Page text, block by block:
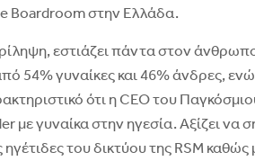
Boardroom στην Ελλάδα.
εστιάζει πάντα στον
54% γυναίκες και 46% άνδρες,
ότι η CEO του
γυναίκα στην ηγεσία. Αξίζει να
του δικτύου της RSM καθώς